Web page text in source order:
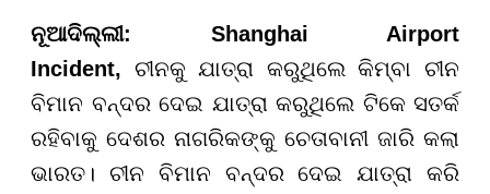
ନୂଆଦିଲ୍ଲୀ: Shanghai Airport
Incident, ଚୀନକୁ ଯାତ୍ରା କରୁଥିଲେ କିମ୍ବା ଚୀନ
ବିମାନ ବନ୍ଦର ଦେଇ ଯାତ୍ରା କରୁଥିଲେ ଟିକେ ସତର୍କ
ରହିବାକୁ ଦେଶର ନାଗରିକଙ୍କୁ ଚେତାବାନୀ ଜାରି କଲା
ଭାରତ। ଚୀନ ବିମାନ ବନ୍ଦର ଦେଇ ଯାତ୍ରା କରି